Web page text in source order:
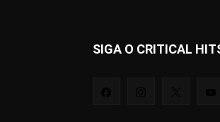
SIGA O CRITICAL